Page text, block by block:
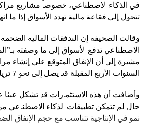
في الذكاء الاصطناعي، خصوصاً مشاريع مراكز
تتحول إلى فقاعة مالية تهدد الأسواق إذا ما
وقالت الصحيفة إن التدفقات المالية الضخمة
الاصطناعي تدفع الأسواق إلى ما وصفته
مشيرة إلى أن الإنفاق المتوقع على إنشاء
السنوات الأربع المقبلة قد يصل إلى نحو 7 تريليونات دولار.
وأضافت أن هذه الاستثمارات قد تشكل عبئا
حال لم تتمكن تطبيقات الذكاء الاصطناعي
نمو في الإنتاجية تتناسب مع حجم الإنفاق